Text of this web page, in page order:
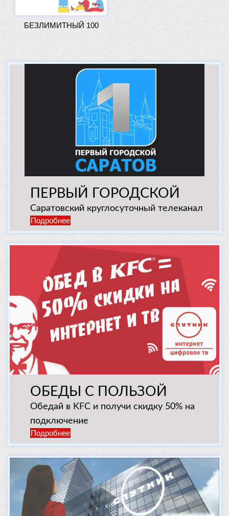
БЕЗЛИМИТНЫЙ 100
ПЕРВЫЙ ГОРОДСКОЙ
Саратовский круглосуточный телеканал
Подробнее
ОБЕДЫ С ПОЛЬЗОЙ
Обедай в KFC и получи скидку 50% на
подключение
Подробнее